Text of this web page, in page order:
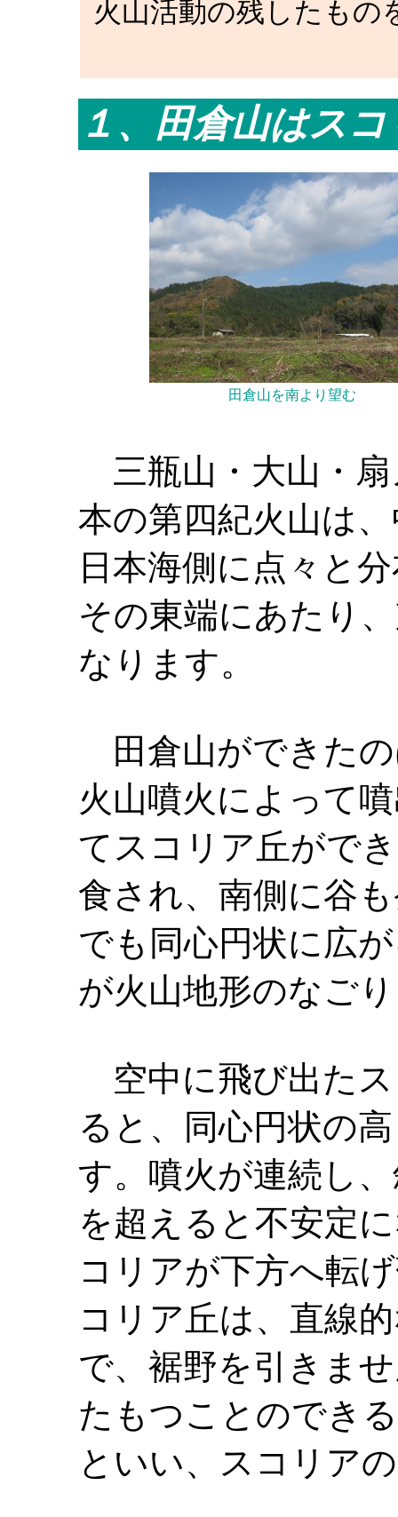
火山活動の残したもの
１、田倉山はス
田倉山を南より望む
三瓶山・大山・扇
本の第四紀火山は
日本海側に点々と
その東端にあたり
なります。
田倉山ができたの
火山噴火によって
てスコリア丘がで
食され、南側に谷
でも同心円状に広
が火山地形のなご
空中に飛び出た
ると、同心円状の
す。噴火が連続し
を超えると不安定
コリアが下方へ転
コリア丘は、直線
で、裾野を引きま
たもつことのでき
といい、スコリア